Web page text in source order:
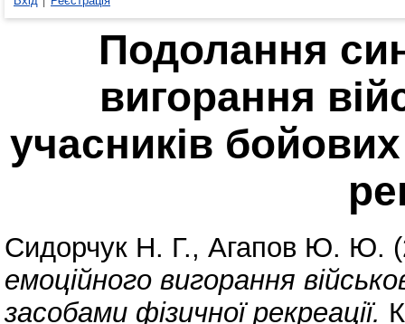
Подолання
вигорання
учасників
Сидорчук Н. Г., Агапов Ю. Ю.
емоційного вигорання
засобами фізичної рекреації.